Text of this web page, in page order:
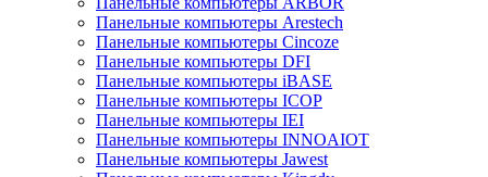
Панельные компьютеры Arestech
Панельные компьютеры Cincoze
Панельные компьютеры DFI
Панельные компьютеры iBASE
Панельные компьютеры ICOP
Панельные компьютеры IEI
Панельные компьютеры INNOAIOT
Панельные компьютеры Jawest